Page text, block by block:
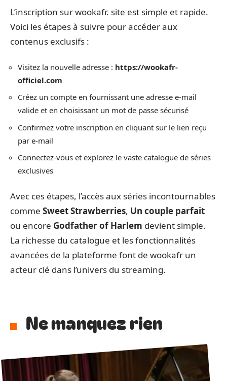
L’inscription sur wookafr. site est simple et rapide.
Voici les étapes à suivre pour accéder aux
contenus exclusifs :
Visitez la nouvelle adresse : https://wookafr-
officiel.com
Créez un compte en fournissant une adresse e-mail
valide et en choisissant un mot de passe sécurisé
Confirmez votre inscription en cliquant sur le lien reçu
par e-mail
Connectez-vous et explorez le vaste catalogue de séries
exclusives
Avec ces étapes, l’accès aux séries incontournables
comme Sweet Strawberries, Un couple parfait
ou encore Godfather of Harlem devient simple.
La richesse du catalogue et les fonctionnalités
avancées de la plateforme font de wookafr un
acteur clé dans l’univers du streaming.
Ne manquez rien